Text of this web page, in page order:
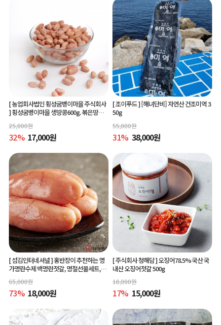
[ 농업회사법인 횡성굼벵이마을 주식회사
]횡성굼벵이마을 생땅콩600g. 볶은땅콩6
25,000원
32% 17,000원
[ 조이푸드 ][해녀단비] 자연산 건조미역 3
50g
55,000원
31% 38,000원
[ 섬김인터네셔널 ]홍반장이 추천하는 명
가명란수제 백명란젓갈, 명절선물세트,공
65,000원
73% 18,000원
[ 주식회사 청해담 ]오징어78.5% 국산 국
내산 오징어젓갈 500g
18,000원
17% 15,000원